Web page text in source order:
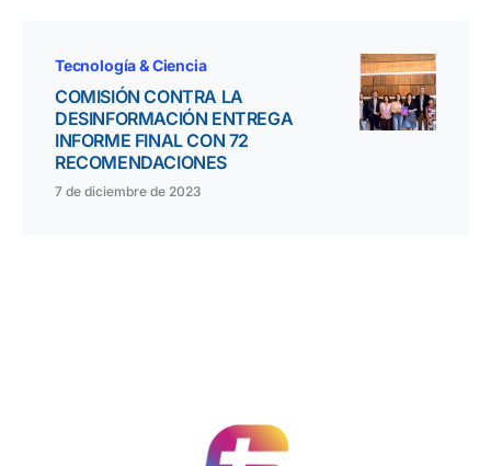
Tecnología & Ciencia
COMISIÓN CONTRA LA
DESINFORMACIÓN ENTREGA
INFORME FINAL CON 72
RECOMENDACIONES
7 de diciembre de 2023